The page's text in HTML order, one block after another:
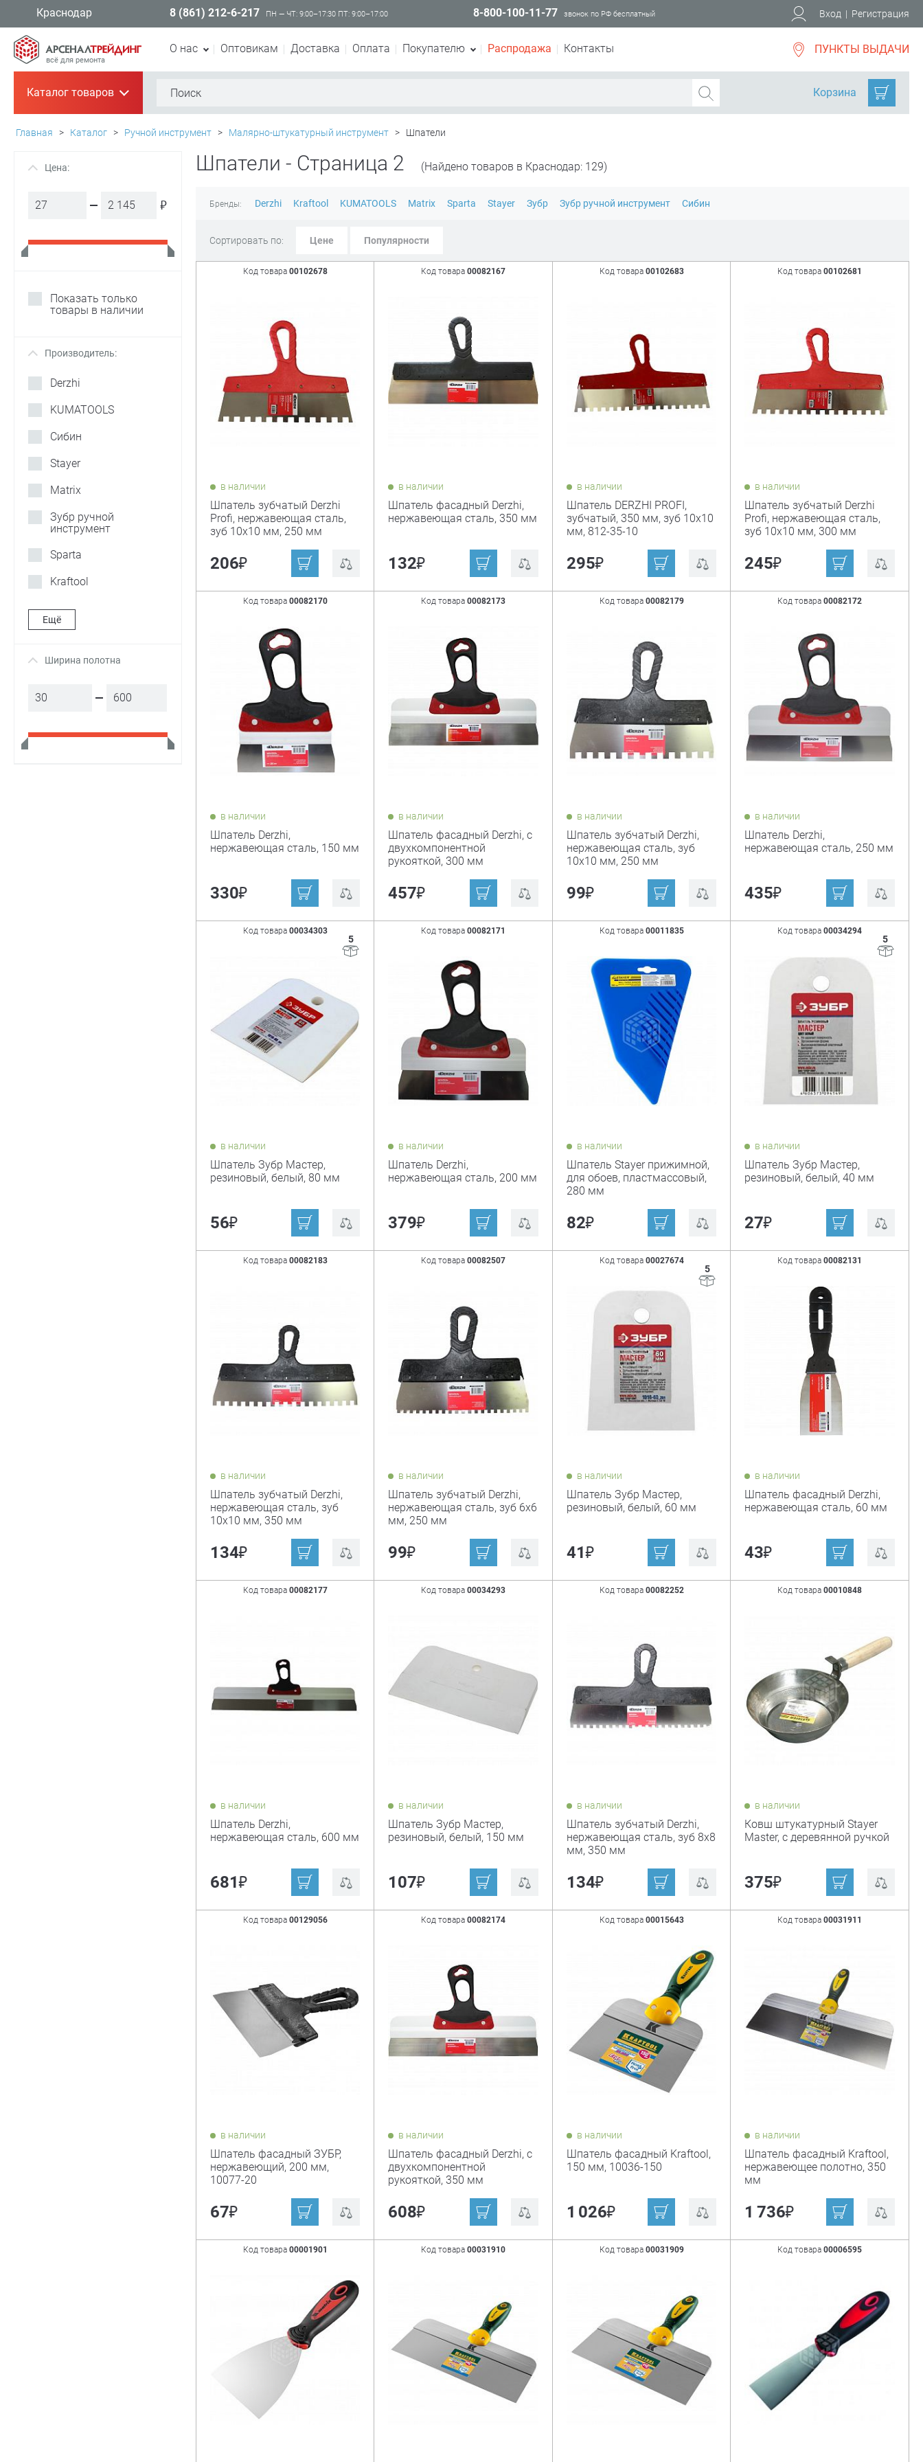
Краснодар 8 (861) 212-6-217 ПН — ЧТ: 9:00–17:30 ПТ: 9:00–17:00 8-800-100-11-77 звонок по РФ бесплатный Вход | Регистрация
всё для ремонта
О нас Оптовикам Доставка Оплата Покупателю Распродажа Контакты ПУНКТЫ ВЫДАЧИ
Каталог товаров+ Корзина
Главная > Каталог > Ручной инструмент > Малярно-штукатурный инструмент > Шпатели
+ Цена:
₽
Показать только
товары в наличии
+ Производитель:
Derzhi
KUMATOOLS
Сибин
Stayer
Matrix
Зубр ручной
инструмент
Sparta
Kraftool
Зубр
Ещё
+ Ширина полотна
Шпатели - Страница 2 (Найдено товаров в Краснодар: 129)
Бренды: Derzhi Kraftool KUMATOOLS Matrix Sparta Stayer Зубр Зубр ручной инструмент Сибин
Сортировать по: Цене Популярности
Код товара 00102678
в наличии
Шпатель зубчатый Derzhi
Profi, нержавеющая сталь,
зуб 10х10 мм, 250 мм
206₽
Код товара00082167
в наличии
Шпатель фасадный Derzhi,
нержавеющая сталь, 350 мм
132₽
Код товара 00102683
в наличии
Шпатель DERZHI PROFI,
зубчатый, 350 мм, зуб 10х10
мм, 812-35-10
295₽
Код товара00102681
в наличии
Шпатель зубчатый Derzhi
Profi, нержавеющая сталь,
зуб 10х10 мм, 300 мм
245₽
Код товара 00082170
в наличии
Шпатель Derzhi,
нержавеющая сталь, 150 мм
330₽
Код товара00082173
в наличии
Шпатель фасадный Derzhi, с
двухкомпонентной
рукояткой, 300 мм
457₽
Код товара 00082179
в наличии
Шпатель зубчатый Derzhi,
нержавеющая сталь, зуб
10х10 мм, 250 мм
99₽
Код товара00082172
в наличии
Шпатель Derzhi,
нержавеющая сталь, 250 мм
435₽
Код товара 00034303
5
в наличии
Шпатель Зубр Мастер,
резиновый, белый, 80 мм
56₽
Код товара00082171
в наличии
Шпатель Derzhi,
нержавеющая сталь, 200 мм
379₽
Код товара 00011835
в наличии
Шпатель Stayer прижимной,
для обоев, пластмассовый,
280 мм
82₽
Код товара00034294
5
в наличии
Шпатель Зубр Мастер,
резиновый, белый, 40 мм
27₽
Код товара 00082183
в наличии
Шпатель зубчатый Derzhi,
нержавеющая сталь, зуб
10х10 мм, 350 мм
134₽
Код товара00082507
в наличии
Шпатель зубчатый Derzhi,
нержавеющая сталь, зуб 6х6
мм, 250 мм
99₽
Код товара 00027674
5
в наличии
Шпатель Зубр Мастер,
резиновый, белый, 60 мм
41₽
Код товара00082131
в наличии
Шпатель фасадный Derzhi,
нержавеющая сталь, 60 мм
43₽
Код товара 00082177
в наличии
Шпатель Derzhi,
нержавеющая сталь, 600 мм
681₽
Код товара00034293
в наличии
Шпатель Зубр Мастер,
резиновый, белый, 150 мм
107₽
Код товара 00082252
в наличии
Шпатель зубчатый Derzhi,
нержавеющая сталь, зуб 8х8
мм, 350 мм
134₽
Код товара00010848
в наличии
Ковш штукатурный Stayer
Master, с деревянной ручкой
375₽
Код товара 00129056
в наличии
Шпатель фасадный ЗУБР,
нержавеющий, 200 мм,
10077-20
67₽
Код товара00082174
в наличии
Шпатель фасадный Derzhi, с
двухкомпонентной
рукояткой, 350 мм
608₽
Код товара 00015643
в наличии
Шпатель фасадный Kraftool,
150 мм, 10036-150
1 026₽
Код товара00031911
в наличии
Шпатель фасадный Kraftool,
нержавеющее полотно, 350
мм
1 736₽
Код товара 00001901 Код товара00031910 Код товара 00031909 Код товара00006595